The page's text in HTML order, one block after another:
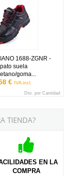
1688-ZGNR -
suela
goma...
€ IVA incl.
Dto. por Cantidad
TIENDA?
EN LA
COMPRA